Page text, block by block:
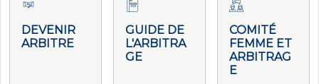
DEVENIR
ARBITRE
GUIDE DE
L'ARBITRA
GE
COMITÉ
FEMME ET
ARBITRAG
E